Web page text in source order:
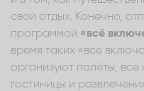
свой отдых. Конечно,
программой «всё
время таких «всё
организуют полёты,
гостиницы и